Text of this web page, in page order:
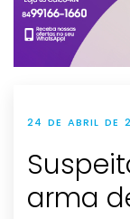
24 DE ABRIL DE
arma